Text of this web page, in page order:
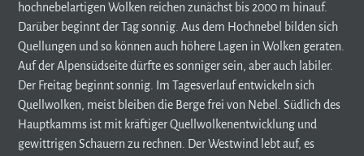
hochnebelartigen Wolken reichen zunächst bis 2000 m hinauf.
Darüber beginnt der Tag sonnig. Aus dem Hochnebel bilden sich
Quellungen und so können auch höhere Lagen in Wolken geraten.
Auf der Alpensüdseite dürfte es sonniger sein, aber auch labiler.
Der Freitag beginnt sonnig. Im Tagesverlauf entwickeln sich
Quellwolken, meist bleiben die Berge frei von Nebel. Südlich des
Hauptkamms ist mit kräftiger Quellwolkenentwicklung und
gewittrigen Schauern zu rechnen. Der Westwind lebt auf, es